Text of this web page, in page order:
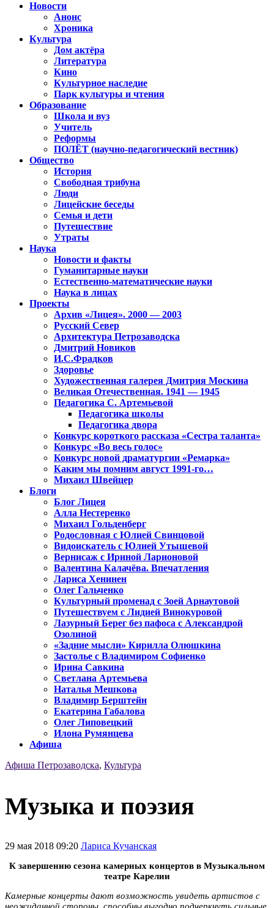
Новости
Анонс
Хроника
Культура
Дом актёра
Литература
Кино
Культурное наследие
Парк культуры и чтения
Образование
Школа и вуз
Учитель
Реформы
ПОЛЁТ (научно-педагогический вестник)
Общество
История
Свободная трибуна
Люди
Лицейские беседы
Семья и дети
Путешествие
Утраты
Наука
Новости и факты
Гуманитарные науки
Естественно-математические науки
Наука в лицах
Проекты
Архив «Лицея». 2000 — 2003
Русский Север
Архитектура Петрозаводска
Дмитрий Новиков
И.С.Фрадков
Здоровье
Художественная галерея Дмитрия Москина
Великая Отечественная. 1941 — 1945
Педагогика С. Артемьевой
Педагогика школы
Педагогика двора
Конкурс короткого рассказа «Сестра таланта»
Конкурс «Во весь голос»
Конкурс новой драматургии «Ремарка»
Каким мы помним август 1991-го…
Михаил Швейцер
Блоги
Блог Лицея
Алла Нестеренко
Михаил Гольденберг
Родословная с Юлией Свинцовой
Видоискатель с Юлией Утышевой
Вернисаж с Ириной Ларионовой
Валентина Калачёва. Впечатления
Лариса Хенинен
Олег Гальченко
Культурный променад с Зоей Арнаутовой
Путешествуем с Лидией Винокуровой
Лазурный Берег без пафоса с Александрой
Озолиной
«Задние мысли» Кирилла Олюшкина
Застолье с Владимиром Софиенко
Ирина Савкина
Светлана Артемьева
Наталья Мешкова
Владимир Берштейн
Екатерина Габалова
Олег Липовецкий
Илона Румянцева
Афиша
Афиша Петрозаводска, Культура
Музыка и поэзия
29 мая 2018 09:20 Лариса Кучанская
К завершению сезона камерных концертов в Музыкальном
театре Карелии
Камерные концерты дают возможность увидеть артистов с